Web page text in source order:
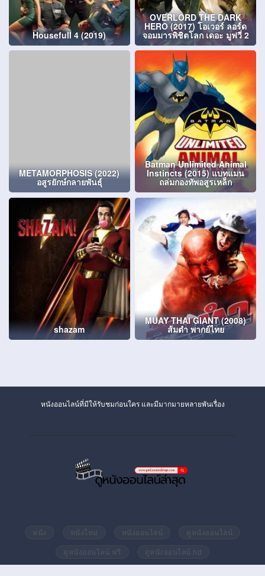
Housefull 4 (2019)
OVERLORD THE DARK
HERO (2017) โอเวอร์ ลอร์ด
จอมมารพิชิตโลก เดอะ มูฟวี่ 2
METAMORPHOSIS (2022)
อสูรยักษ์กลายพันธุ์
Batman Unlimited Animal
Instincts (2015) แบทแมน
ถล่มกองทัพอสูรเหล็ก
shazam
MUAY THAI GIANT (2008)
ส้มตำ พากย์ไทย
หนังออนไลน์ที่มีให้รับชมก่อนใคร และมีมากมายหลายพันเรื่อง
หนัง หนังใหม่ หนังออนไลน์
ดูหนังออนไลน์
ดูหนังออนไลน์ ฟรี
ดูหนังออนไลน์ hd